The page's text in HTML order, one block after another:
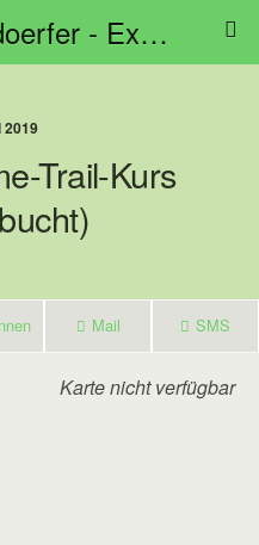
Reitanlage Lindoerfer - Extreme Trail Bayern
2019
Trail-Kurs
Mail SMS
Karte nicht verfügbar